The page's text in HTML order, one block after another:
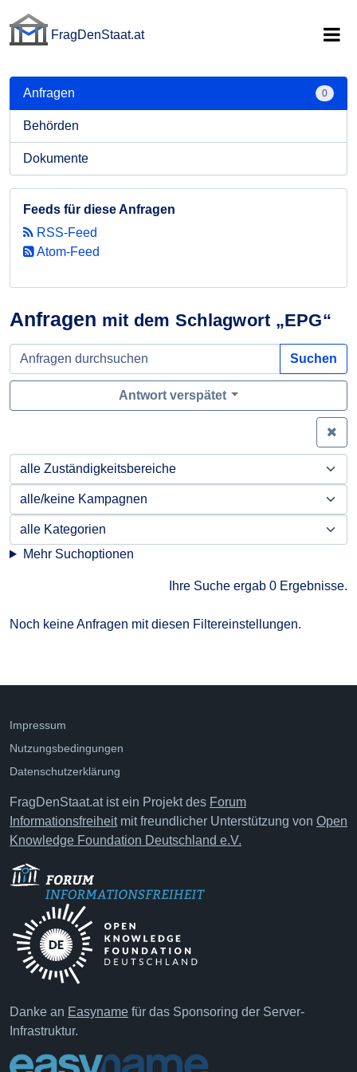
FragDenStaat.at
Anfragen mit dem Schlagwort „EPG“
Suchen
Antwort verspätet
Mehr Suchoptionen
Ihre Suche ergab 0 Ergebnisse.
Noch keine Anfragen mit diesen Filtereinstellungen.
Anfragen 0
Behörden
Dokumente
Feeds für diese Anfragen
RSS-Feed
Atom-Feed
Impressum
Nutzungsbedingungen
Datenschutzerklärung
FragDenStaat.at ist ein Projekt des Forum
Informationsfreiheitmit freundlicher Unterstützung von Open
Knowledge Foundation Deutschland e.V.
Danke an Easyname für das Sponsoring der Server-
Infrastruktur.